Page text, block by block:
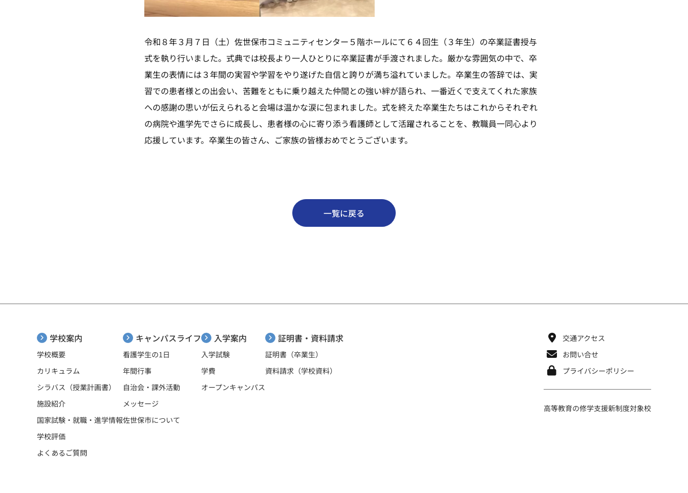
令和８年３月７日（土）佐世保市コミュニティセンター５階ホールにて６４回生（３年生）の卒業証書授与
式を執り行いました。式典では校長より一人ひとりに卒業証書が手渡されました。厳かな雰囲気の中で、卒
業生の表情には３年間の実習や学習をやり遂げた自信と誇りが満ち溢れていました。卒業生の答辞では、実
習での患者様との出会い、苦難をともに乗り越えた仲間との強い絆が語られ、一番近くで支えてくれた家族
への感謝の思いが伝えられると会場は温かな涙に包まれました。式を終えた卒業生たちはこれからそれぞれ
の病院や進学先でさらに成長し、患者様の心に寄り添う看護師として活躍されることを、教職員一同心より
応援しています。卒業生の皆さん、ご家族の皆様おめでとうございます。
一覧に戻る
学校案内
学校概要
カリキュラム
シラバス（授業計画書）
施設紹介
国家試験・就職・進学情報
学校評価
よくあるご質問
キャンパスライフ
看護学生の1日
年間行事
自治会・課外活動
メッセージ
佐世保市について
入学案内
入学試験
学費
オープンキャンパス
証明書・資料請求
証明書（卒業生）
資料請求（学校資料）
交通アクセス
お問い合せ
プライバシーポリシー
高等教育の修学支援新制度対象校